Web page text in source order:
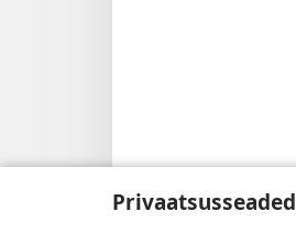
Privaatsusseaded